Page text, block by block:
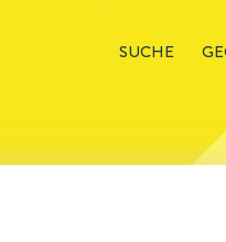
SUCHE